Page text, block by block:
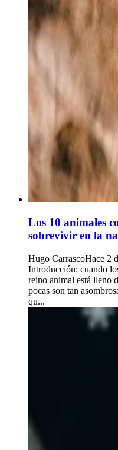
Los 10 animales
sobrevivir en la
Hugo CarrascoHace 2
Introducción: cuando
reino animal está lleno
pocas son tan
qu...